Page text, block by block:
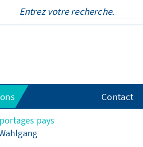
Contact
pays